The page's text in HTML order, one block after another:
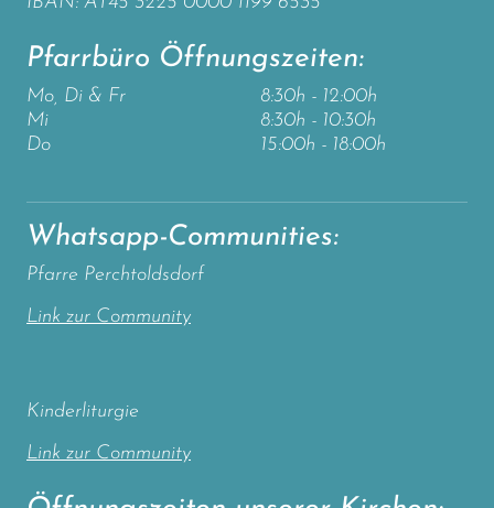
Pfarrbüro Öffnungszeiten:
Mo, Di & Fr
8:30h - 12:00h
Mi
8:30h - 10:30h
Do
15:00h - 18:00h
Whatsapp-Communities:
Pfarre Perchtoldsdorf
Link zur Community
Kinderliturgie
Link zur Community